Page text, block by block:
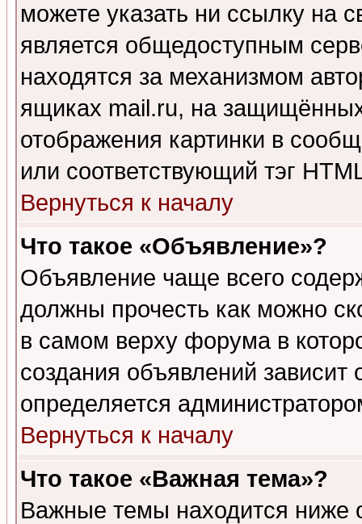
можете указать ни ссылку на
является общедоступным
находятся за механизмом
ящиках mail.ru, на
отображения картинки в
или соответствующий тэг
Вернуться к началу
Что такое «Объявление»?
Объявление чаще всего
должны прочесть как можно
в самом верху форума в
создания объявлений зависит
определяется
Вернуться к началу
Что такое «Важная тема»?
Важные темы находится ниже